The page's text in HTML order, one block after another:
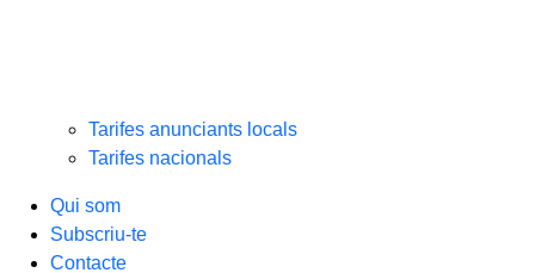
Tarifes anunciants locals
Tarifes nacionals
Qui som
Subscriu-te
Contacte